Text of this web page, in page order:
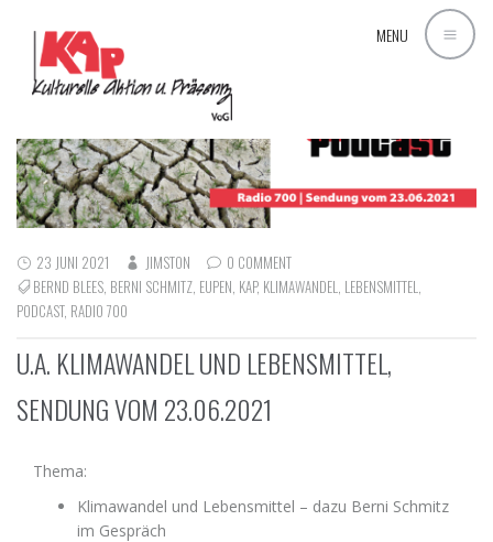
MENU
23 JUNI 2021 JIMSTON
0 COMMENT
BERND BLEES BERNI SCHMITZ EUPEN KAP, KLIMAWANDEL LEBENSMITTEL
PODCAST, RADIO 700
U.A. KLIMAWANDEL UND LEBENSMITTEL,
SENDUNG VOM 23.06.2021
Thema:
Klimawandel und Lebensmittel – dazu Berni Schmitz
im Gespräch